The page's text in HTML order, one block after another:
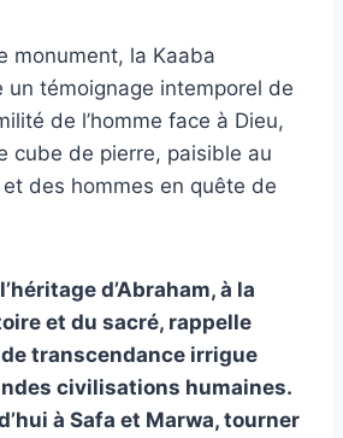
monument, la Kaaba
un témoignage intemporel de
de l’homme face à Dieu,
cube de pierre, paisible au
des hommes en quête de
d’Abraham, à la
et du sacré, rappelle
transcendance irrigue
civilisations humaines.
à Safa et Marwa, tourner